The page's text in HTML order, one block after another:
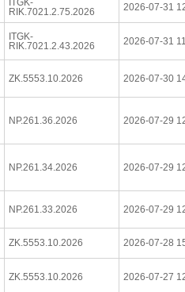
ITGK-
RIK.7021.2.75.2026
2026-07-31
ITGK-
RIK.7021.2.43.2026
2026-07-31
ZK.5553.10.2026 2026-07-30
NP.261.36.2026 2026-07-29
NP.261.34.2026 2026-07-29
NP.261.33.2026 2026-07-29
ZK.5553.10.2026 2026-07-28
ZK.5553.10.2026 2026-07-27